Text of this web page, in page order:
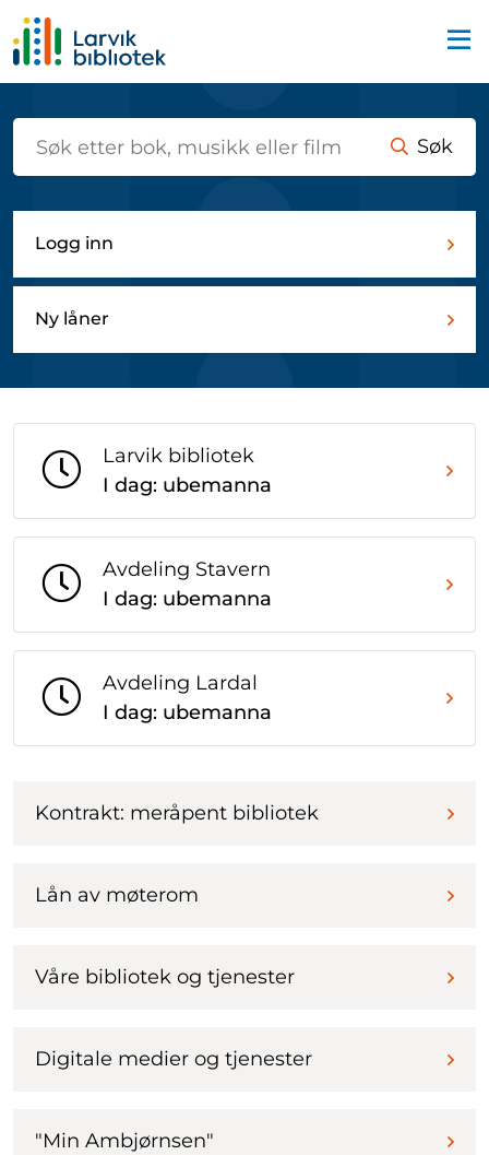
Søk
Logg inn
Ny låner
Larvik bibliotek
I dag: ubemanna
Avdeling Stavern
I dag: ubemanna
Avdeling Lardal
I dag: ubemanna
Kontrakt: meråpent bibliotek
Lån av møterom
Våre bibliotek og tjenester
Digitale medier og tjenester
"Min Ambjørnsen"